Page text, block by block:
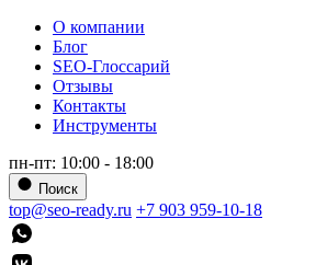
О компании
Блог
SEO-Глоссарий
Отзывы
Контакты
Инструменты
пн-пт: 10:00 - 18:00
Поиск
top@seo-ready.ru +7 903 959-10-18